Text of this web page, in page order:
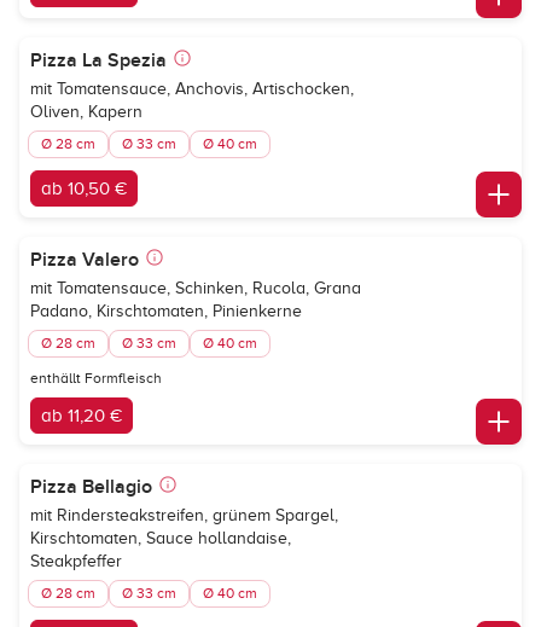
Pizza La Spezia
mit Tomatensauce, Anchovis, Artischocken,
Oliven, Kapern
Ø 28 cm Ø 33 cm Ø 40 cm
ab 10,50 €
Pizza Valero
mit Tomatensauce, Schinken, Rucola, Grana
Padano, Kirschtomaten, Pinienkerne
Ø 28 cm Ø 33 cm Ø 40 cm
enthällt Formfleisch
ab 11,20 €
Pizza Bellagio
mit Rindersteakstreifen, grünem Spargel,
Kirschtomaten, Sauce hollandaise,
Steakpfeffer
Ø 28 cm Ø 33 cm Ø 40 cm